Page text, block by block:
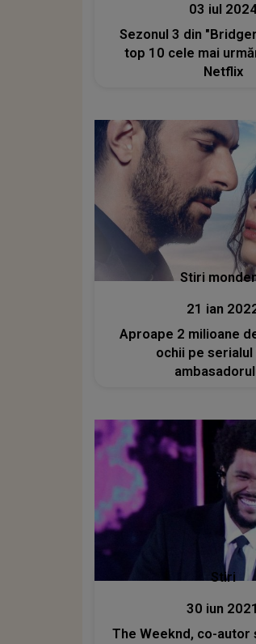
03 iul
Sezonul 3 din
top 10 cele mai
Netflix
Stiri
21 ian
Aproape 2 milioane
ochii pe serialul
Stiri
30 iun 2021
The Weeknd, co-autor